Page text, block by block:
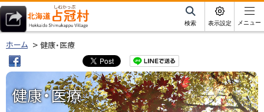
本
文
へ
ニ
ュ
ー
北海道占冠村
サ
イ
検索 表示設定 メニュー
ホーム 健康・医療
健康・医療